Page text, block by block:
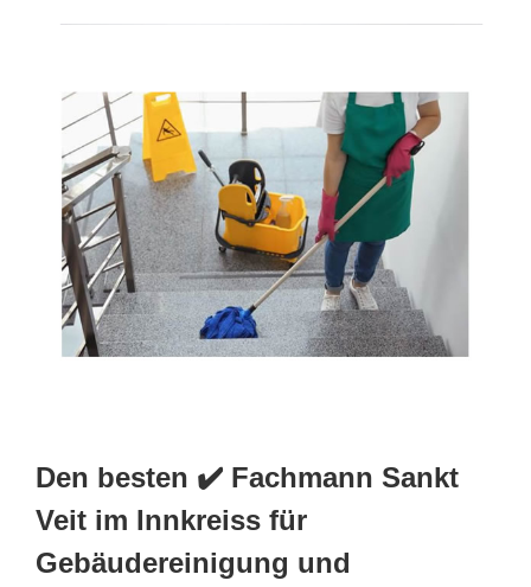
Den besten ✔️ Fachmann Sankt
Veit im Innkreiss für
Gebäudereinigung und